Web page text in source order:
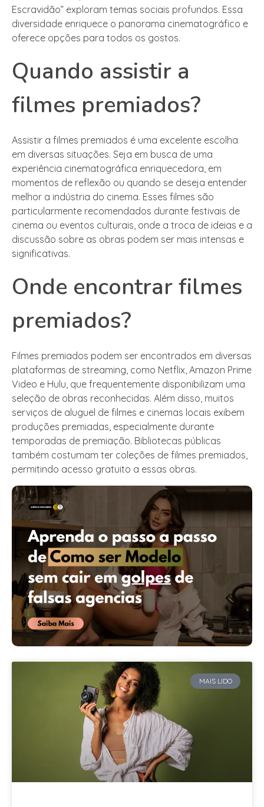
Escravidão” exploram temas sociais profundos. Essa
diversidade enriquece o panorama cinematográfico e
oferece opções para todos os gostos.
Quando assistir a
filmes premiados?
Assistir a filmes premiados é uma excelente escolha
em diversas situações. Seja em busca de uma
experiência cinematográfica enriquecedora, em
momentos de reflexão ou quando se deseja entender
melhor a indústria do cinema. Esses filmes são
particularmente recomendados durante festivais de
cinema ou eventos culturais, onde a troca de ideias e a
discussão sobre as obras podem ser mais intensas e
significativas.
Onde encontrar filmes
premiados?
Filmes premiados podem ser encontrados em diversas
plataformas de streaming, como Netflix, Amazon Prime
Video e Hulu, que frequentemente disponibilizam uma
seleção de obras reconhecidas. Além disso, muitos
serviços de aluguel de filmes e cinemas locais exibem
produções premiadas, especialmente durante
temporadas de premiação. Bibliotecas públicas
também costumam ter coleções de filmes premiados,
permitindo acesso gratuito a essas obras.
MAIS LIDO